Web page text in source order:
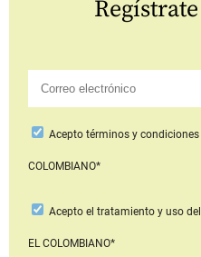
Regístrate
Aceptotérminos y
COLOMBIANO*
Acepto el tratamiento y uso
EL COLOMBIANO*